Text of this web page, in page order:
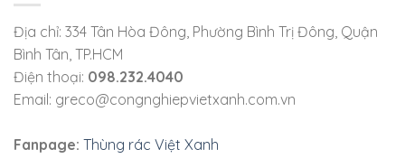
Địa chỉ: 334 Tân Hòa Đông, Phường Bình Trị Đông, Quận
Bình Tân, TP.HCM
Điện thoại: 098.232.4040
Email: greco@congnghiepvietxanh.com.vn
Fanpage: Thùng rác Việt Xanh